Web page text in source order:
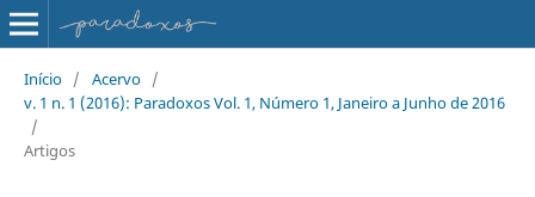
Início / Acervo /
v. 1 n. 1 (2016): Paradoxos Vol. 1, Número 1, Janeiro a Junho de 2016
/
Artigos